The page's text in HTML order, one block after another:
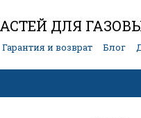
ДЛЯ
Гарантия и возврат Блог